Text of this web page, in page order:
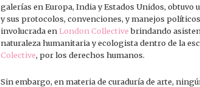
galerías en Europa, India y Estados Unidos,
y sus protocolos, convenciones, y manejos
involucrada enLondon Collectivebrindando
naturaleza humanitaria y ecologista dentro de la
Colective, por los derechos humanos.
Sin embargo, en materia de curaduría de arte,